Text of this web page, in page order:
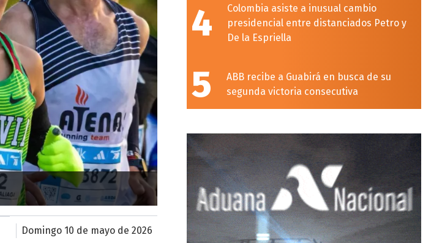
domingo 10 de mayo de 2026
4
Colombia asiste a inusual cambio
presidencial entre distanciados Petro y
De la Espriella
5
ABB recibe a Guabirá en busca de su
segunda victoria consecutiva